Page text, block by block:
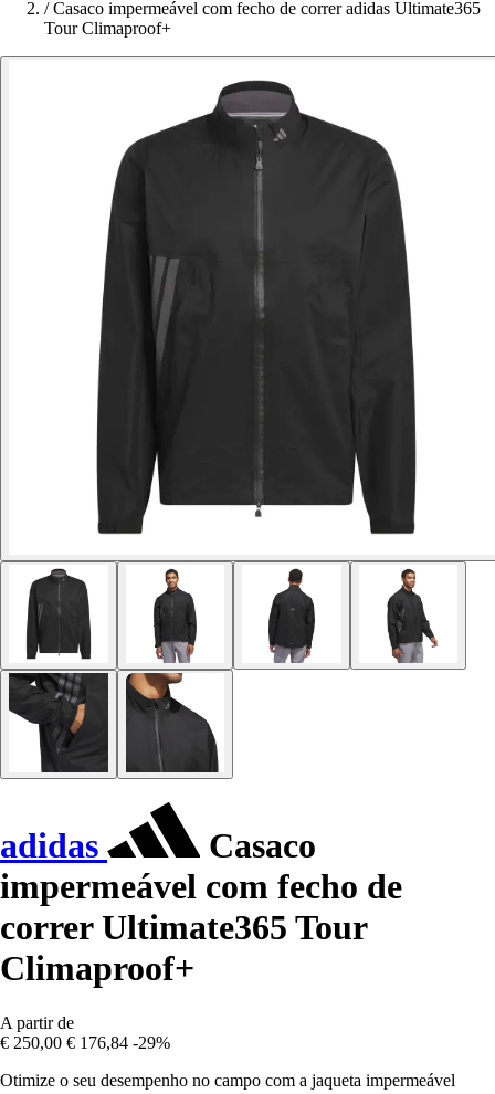
/ Casaco impermeável com fecho de correr adidas Ultimate365
Tour Climaproof+
adidas
Casaco
impermeável com fecho de
correr Ultimate365 Tour
Climaproof+
A partir de
€ 250,00 € 176,84 -29%
Otimize o seu desempenho no campo com a jaqueta impermeável